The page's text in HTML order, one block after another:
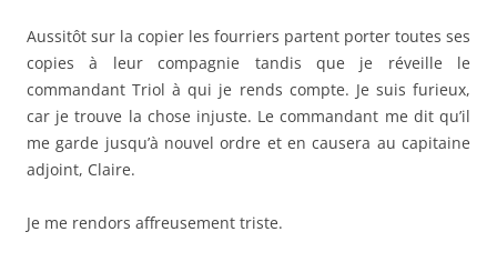
Aussitôt sur la copier les fourriers partent porter toutes ses
copies à leur compagnie tandis que je réveille le
commandant Triol à qui je rends compte. Je suis furieux,
car je trouve la chose injuste. Le commandant me dit qu’il
me garde jusqu’à nouvel ordre et en causera au capitaine
adjoint, Claire.
Je me rendors affreusement triste.